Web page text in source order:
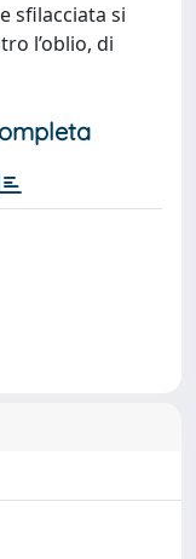
sfilacciata si
l’oblio, di